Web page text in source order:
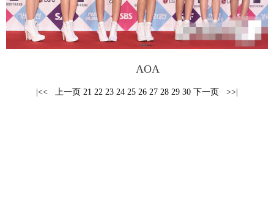
AOA
|<< 上一页 21 22 23 24 25 26 27 28 29 30 下一页 >>|